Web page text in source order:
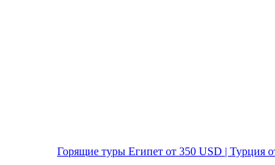
Горящие туры Египет от 350 USD | Турция